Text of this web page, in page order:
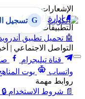
الإشعارات
🔔 إدارة الإشعارات
التطبيقات
🤖 تحميل تطبيق أندرويد
التواصل الاجتماعي |
قناة تيليجرام
واتساب
بوت
روابط مهمة
📄 شروط الاستخدام 🔒
G تسجيل